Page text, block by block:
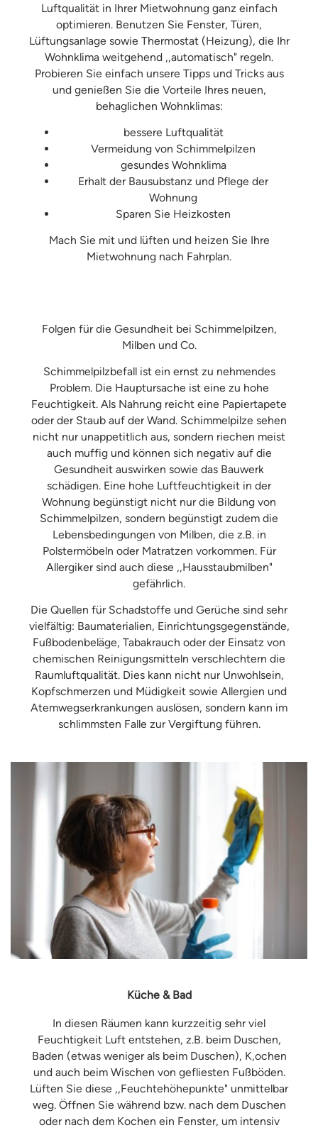
Luftqualität in Ihrer Mietwohnung ganz einfach
optimieren. Benutzen Sie Fenster, Türen,
Lüftungsanlage sowie Thermostat (Heizung), die Ihr
Wohnklima weitgehend ,,automatisch" regeln.
Probieren Sie einfach unsere Tipps und Tricks aus
und genießen Sie die Vorteile Ihres neuen,
behaglichen Wohnklimas:
bessere Luftqualität
Vermeidung von Schimmelpilzen
gesundes Wohnklima
Erhalt der Bausubstanz und Pflege der
Wohnung
Sparen Sie Heizkosten
Mach Sie mit und lüften und heizen Sie Ihre
Mietwohnung nach Fahrplan.
Folgen für die Gesundheit bei Schimmelpilzen,
Milben und Co.
Schimmelpilzbefall ist ein ernst zu nehmendes
Problem. Die Hauptursache ist eine zu hohe
Feuchtigkeit. Als Nahrung reicht eine Papiertapete
oder der Staub auf der Wand. Schimmelpilze sehen
nicht nur unappetitlich aus, sondern riechen meist
auch muffig und können sich negativ auf die
Gesundheit auswirken sowie das Bauwerk
schädigen. Eine hohe Luftfeuchtigkeit in der
Wohnung begünstigt nicht nur die Bildung von
Schimmelpilzen, sondern begünstigt zudem die
Lebensbedingungen von Milben, die z.B. in
Polstermöbeln oder Matratzen vorkommen. Für
Allergiker sind auch diese ,,Hausstaubmilben"
gefährlich.
Die Quellen für Schadstoffe und Gerüche sind sehr
vielfältig: Baumaterialien, Einrichtungsgegenstände,
Fußbodenbeläge, Tabakrauch oder der Einsatz von
chemischen Reinigungsmitteln verschlechtern die
Raumluftqualität. Dies kann nicht nur Unwohlsein,
Kopfschmerzen und Müdigkeit sowie Allergien und
Atemwegserkrankungen auslösen, sondern kann im
schlimmsten Falle zur Vergiftung führen.
Küche & Bad
In diesen Räumen kann kurzzeitig sehr viel
Feuchtigkeit Luft entstehen, z.B. beim Duschen,
Baden (etwas weniger als beim Duschen), K,ochen
und auch beim Wischen von gefliesten Fußböden.
Lüften Sie diese ,,Feuchtehöhepunkte" unmittelbar
weg. Öffnen Sie während bzw. nach dem Duschen
oder nach dem Kochen ein Fenster, um intensiv